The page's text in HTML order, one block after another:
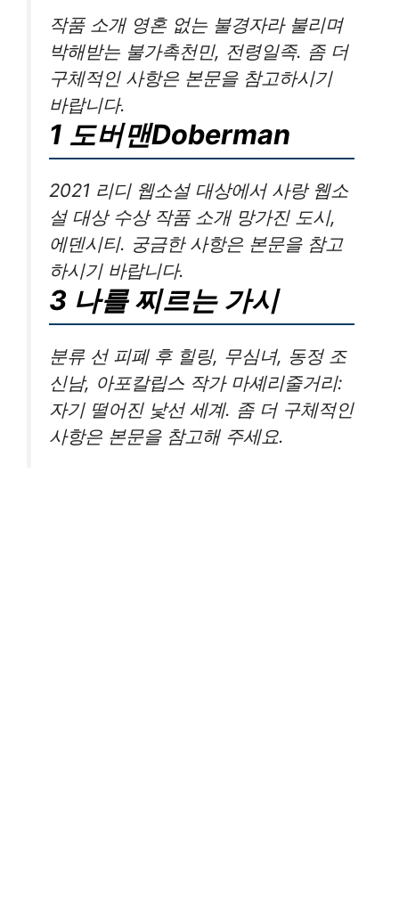
작품 소개 영혼 없는 불경자라 불리며
박해받는 불가촉천민, 전령일족. 좀 더
구체적인 사항은 본문을 참고하시기
바랍니다.
1 도버맨Doberman
2021 리디 웹소설 대상에서 사랑 웹소
설 대상 수상 작품 소개 망가진 도시,
에덴시티. 궁금한 사항은 본문을 참고
하시기 바랍니다.
3 나를 찌르는 가시
분류 선 피폐 후 힐링, 무심녀, 동정 조
신남, 아포칼립스 작가 마셰리줄거리:
자기 떨어진 낯선 세계. 좀 더 구체적인
사항은 본문을 참고해 주세요.